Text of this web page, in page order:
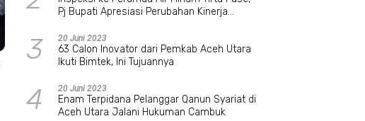
Pj Bupati Apresiasi Perubahan Kinerja
3 20 Juni 2023
63 Calon Inovator dari Pemkab Aceh Utara
Ikuti Bimtek, Ini Tujuannya
4 20 Juni 2023
Enam Terpidana Pelanggar Qanun Syariat di
Aceh Utara Jalani Hukuman Cambuk